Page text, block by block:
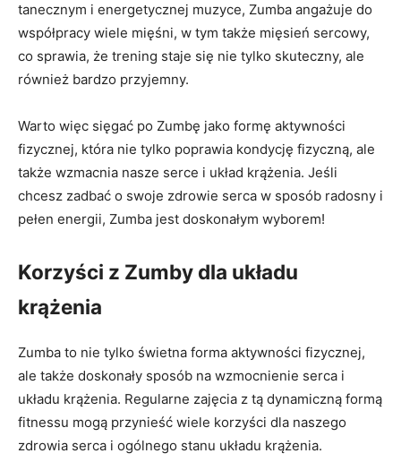
tanecznym i energetycznej muzyce, Zumba angażuje do
współpracy wiele mięśni, w tym także mięsień sercowy,
co sprawia, że trening staje się nie tylko skuteczny, ale
również bardzo przyjemny.
Warto więc sięgać po Zumbę jako formę aktywności
fizycznej, która nie tylko poprawia kondycję fizyczną, ale
także wzmacnia nasze serce i układ krążenia. Jeśli
chcesz zadbać o swoje zdrowie serca w sposób radosny i
pełen energii, Zumba jest doskonałym wyborem!
Korzyści z Zumby dla układu
krążenia
Zumba to nie tylko świetna forma aktywności fizycznej,
ale także doskonały sposób na wzmocnienie serca i
układu krążenia. Regularne zajęcia z tą dynamiczną formą
fitnessu mogą przynieść wiele korzyści dla naszego
zdrowia serca i ogólnego stanu układu krążenia.